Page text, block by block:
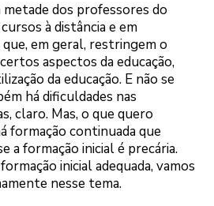
dos professores do
à distância e em
em geral, restringem o
aspectos da educação,
da educação. E não se
há dificuldades nas
claro. Mas, o que quero
formação continuada que
a formação inicial é precária.
inicial adequada, vamos
nesse tema.